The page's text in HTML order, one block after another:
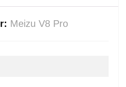
Meizu V8 Pro